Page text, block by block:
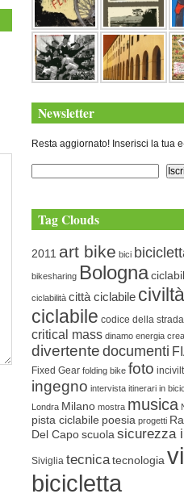
Newsletter
Resta aggiornato! Inserisci la tua
Tag Clouds
2011 art bike bici
bikesharing Bologna
ciclabilità città ciclabile civiltà
ciclabile codice della strada
critical mass dinamo energia
divertentedocumenti
Fixed Gear folding bike foto
ingegno intervista itinerari in
Londra Milano mostra musica
pista ciclabile poesia progetti
Del Capo scuolasicurezza
Siviglia tecnicatecnologia
bicicletta